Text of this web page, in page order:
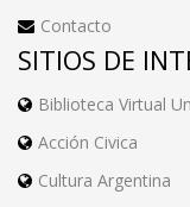
Contacto
SITIOS DE
Biblioteca Virtual
Acción Civica
Cultura Argentina